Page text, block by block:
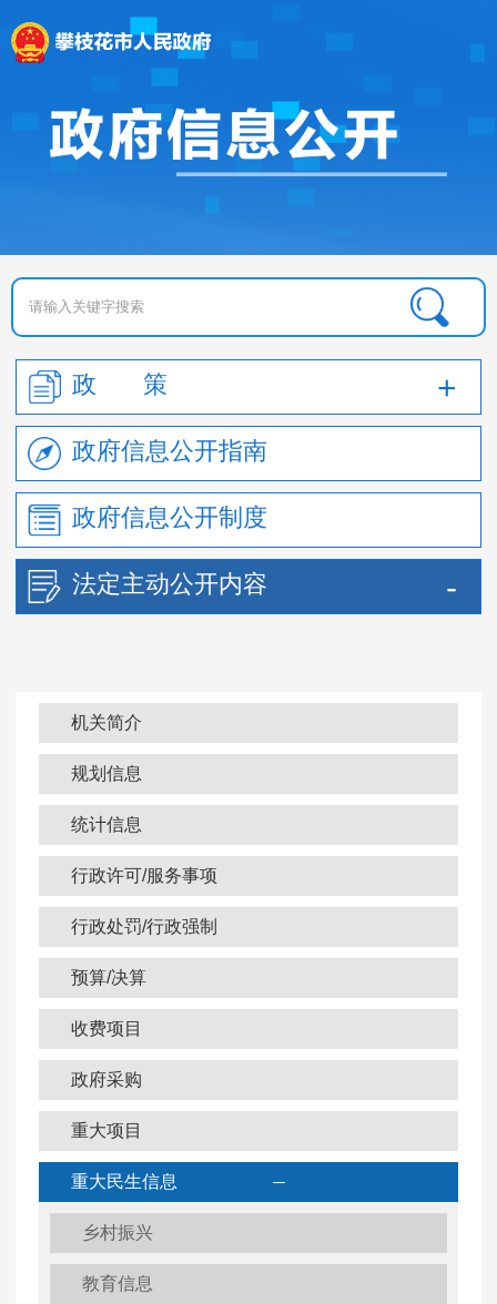
政 策
政府信息公开指南
政府信息公开制度
法定主动公开内容
机关简介
规划信息
统计信息
行政许可/服务事项
行政处罚/行政强制
预算/决算
收费项目
政府采购
重大项目
重大民生信息
乡村振兴
教育信息